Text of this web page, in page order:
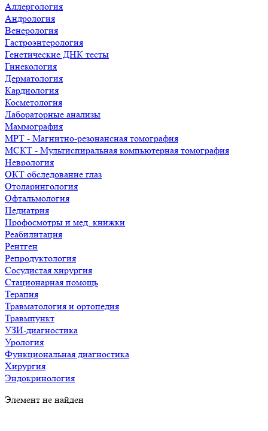
Аллергология
Андрология
Венерология
Гастроэнтерология
Генетические ДНК тесты
Гинекология
Дерматология
Кардиология
Косметология
Лабораторные анализы
Маммография
МРТ - Магнитно-резонансная томография
МСКТ - Мультиспиральная компьютерная томография
Неврология
ОКТ обследование глаз
Отоларингология
Офтальмология
Педиатрия
Профосмотры и мед. книжки
Реабилитация
Рентген
Репродуктология
Сосудистая хирургия
Стационарная помощь
Терапия
Травматология и ортопедия
Травмпункт
УЗИ-диагностика
Урология
Функциональная диагностика
Хирургия
Эндокринология
Элемент не найден